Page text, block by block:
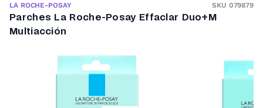
LA ROCHE-POSAY SKU 079879
Parches La Roche-Posay Effaclar Duo+M
Multiacción